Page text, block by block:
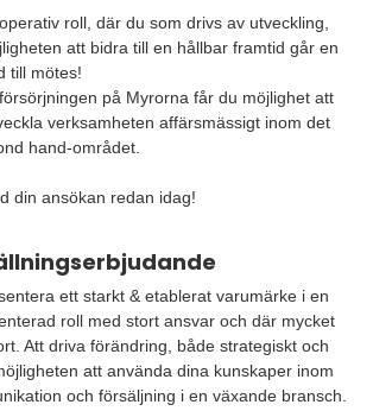
roll, där du som drivs av utveckling,
att bidra till en hållbar framtid går en
till mötes!
på Myrorna får du möjlighet att
verksamheten affärsmässigt inom det
hand-området.
din ansökan redan idag!
ett starkt & etablerat varumärke i en
roll med stort ansvar och där mycket
Att driva förändring, både strategiskt och
att använda dina kunskaper inom
och försäljning i en växande bransch.